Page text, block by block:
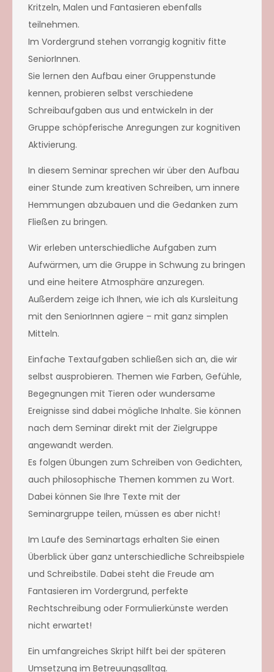
Kritzeln, Malen und Fantasieren ebenfalls
teilnehmen.
Im Vordergrund stehen vorrangig kognitiv fitte
SeniorInnen.
Sie lernen den Aufbau einer Gruppenstunde
kennen, probieren selbst verschiedene
Schreibaufgaben aus und entwickeln in der
Gruppe schöpferische Anregungen zur kognitiven
Aktivierung.
In diesem Seminar sprechen wir über den Aufbau
einer Stunde zum kreativen Schreiben, um innere
Hemmungen abzubauen und die Gedanken zum
Fließen zu bringen.
Wir erleben unterschiedliche Aufgaben zum
Aufwärmen, um die Gruppe in Schwung zu bringen
und eine heitere Atmosphäre anzuregen.
Außerdem zeige ich Ihnen, wie ich als Kursleitung
mit den SeniorInnen agiere – mit ganz simplen
Mitteln.
Einfache Textaufgaben schließen sich an, die wir
selbst ausprobieren. Themen wie Farben, Gefühle,
Begegnungen mit Tieren oder wundersame
Ereignisse sind dabei mögliche Inhalte. Sie können
nach dem Seminar direkt mit der Zielgruppe
angewandt werden.
Es folgen Übungen zum Schreiben von Gedichten,
auch philosophische Themen kommen zu Wort.
Dabei können Sie Ihre Texte mit der
Seminargruppe teilen, müssen es aber nicht!
Im Laufe des Seminartags erhalten Sie einen
Überblick über ganz unterschiedliche Schreibspiele
und Schreibstile. Dabei steht die Freude am
Fantasieren im Vordergrund, perfekte
Rechtschreibung oder Formulierkünste werden
nicht erwartet!
Ein umfangreiches Skript hilft bei der späteren
Umsetzung im Betreuungsalltag.